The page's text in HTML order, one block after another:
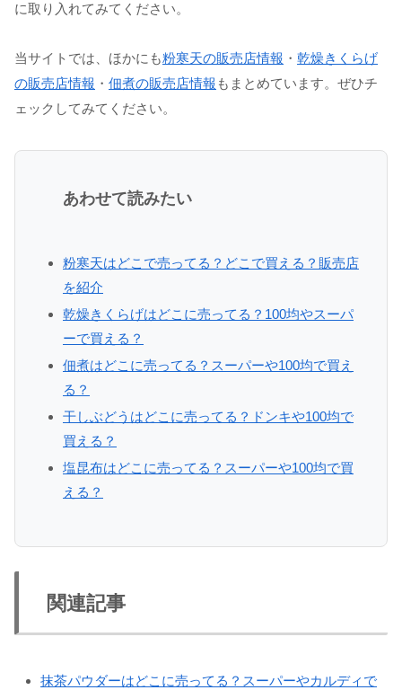
に取り入れてみてください。
当サイトでは、ほかにも粉寒天の販売店情報 ・ 乾燥きくらげ
の販売店情報 ・ 佃煮の販売店情報 もまとめています。ぜひチ
ェックしてみてください。
あわせて読みたい
粉寒天はどこで売ってる？どこで買える？販売店
を紹介
乾燥きくらげはどこに売ってる？100均やスーパ
ーで買える？
佃煮はどこに売ってる？スーパーや100均で買え
る？
干しぶどうはどこに売ってる？ドンキや100均で
買える？
塩昆布はどこに売ってる？スーパーや100均で買
える？
関連記事
抹茶パウダーはどこに売ってる？スーパーやカルディで